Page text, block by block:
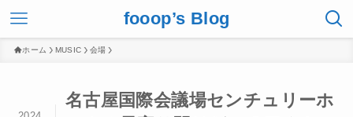
fooop’s Blog
ホーム MUSIC 会場
名古屋国際会議場センチュリーホ